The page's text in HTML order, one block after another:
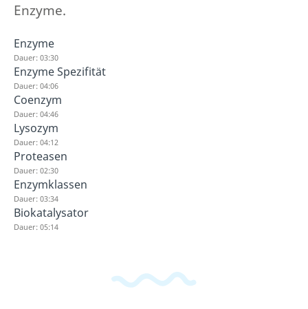
Enzyme.
Enzyme
Dauer: 03:30
Enzyme Spezifität
Dauer: 04:06
Coenzym
Dauer: 04:46
Lysozym
Dauer: 04:12
Proteasen
Dauer: 02:30
Enzymklassen
Dauer: 03:34
Biokatalysator
Dauer: 05:14